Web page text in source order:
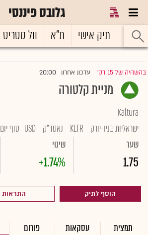
גלובס פיננסי
ראשי תיק אישי ת"א וול סטריט
בהשהיה של 15 דק' |עדכון אחרון 20:00
מניית קלטורה
Kaltura
ישראליות בניו-יורק
KLTR נאסד"ק USD סוף יום
שער
1.75
שינוי
+1.74%
הוסף לתיק התראות
תמצית עסקאות פורום